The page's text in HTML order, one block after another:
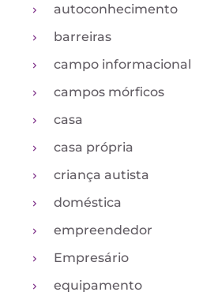
autoconhecimento
barreiras
campo informacional
campos mórficos
casa
casa própria
criança autista
doméstica
empreendedor
Empresário
equipamento